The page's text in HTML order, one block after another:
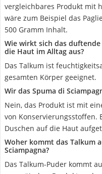
vergleichbares Produkt mit
wäre zum Beispiel das
500 Gramm Inhalt.
Wie wirkt sich das
die Haut im Alltag aus?
Das Talkum ist
gesamten Körper geeignet.
Wir das Spuma di
Nein, das Produkt ist mit
von Konservierungsstoffen.
Duschen auf die Haut
Woher kommt das Talkum
Sciampagna?
Das Talkum-Puder kommt